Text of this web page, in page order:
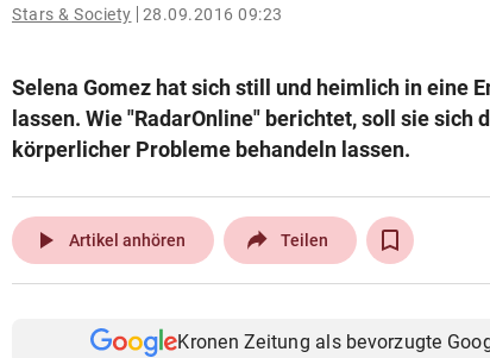
Muthgasse 2, 1190 Wien
Stars & Society 28.09.2016 09:23
Selena Gomez hat sich still und heimlich in eine
lassen. Wie "RadarOnline" berichtet, soll sie sich
körperlicher Probleme behandeln lassen.
play_arrow Artikel anhören Teilen
Kronen Zeitung als bevorzugte